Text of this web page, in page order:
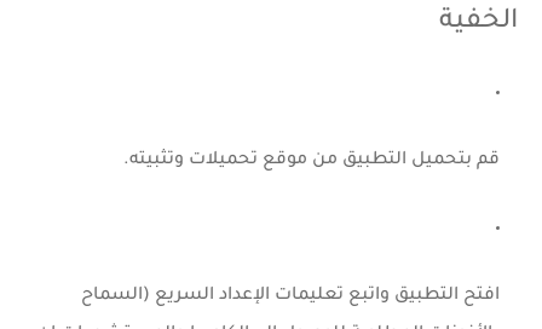
الخفية
قم بتحميل التطبيق من موقع تحميلات وتثبيته.
افتح التطبيق واتبع تعليمات الإعداد السريع (السماح